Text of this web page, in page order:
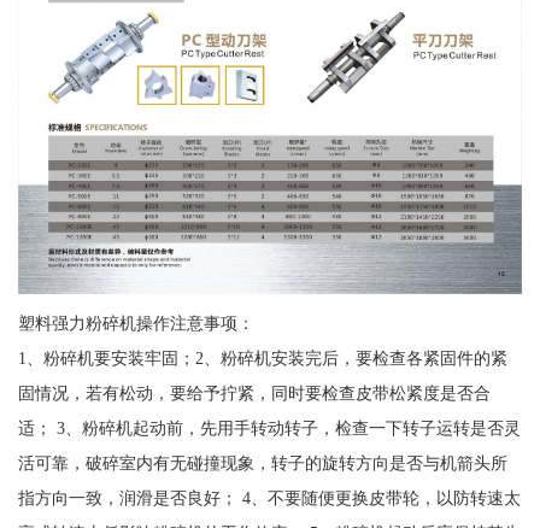
塑料强力粉碎机操作注意事项：
1、粉碎机要安装牢固；2、粉碎机安装完后，要检查各紧固件的紧
固情况，若有松动，要给予拧紧，同时要检查皮带松紧度是否合
适； 3、粉碎机起动前，先用手转动转子，检查一下转子运转是否灵
活可靠，破碎室内有无碰撞现象，转子的旋转方向是否与机箭头所
指方向一致，润滑是否良好； 4、不要随便更换皮带轮，以防转速太